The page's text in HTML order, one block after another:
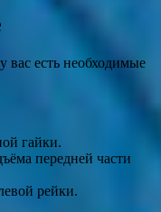
вас есть необходимые
гайки.
передней части
рейки.